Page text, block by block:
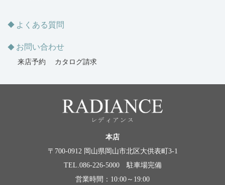
よくある質問
お問い合わせ
来店予約 カタログ請求
本店
〒700-0912 岡山県岡山市北区大供表町3-1
TEL.086-226-5000 駐車場完備
営業時間：10:00～19:00